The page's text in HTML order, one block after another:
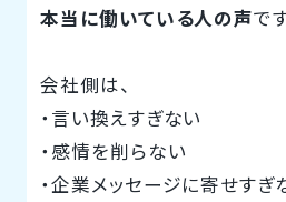
本当に働いている人の声です
会社側は、
・言い換えすぎない
・感情を削らない
・企業メッセージに寄せすぎ